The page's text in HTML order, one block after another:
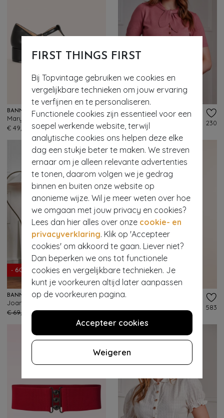
FIRST THINGS FIRST
Bij Topvintage gebruiken we cookies en
vergelijkbare technieken om jouw ervaring
te verfijnen en te personaliseren.
Functionele cookies zijn essentieel voor een
soepel werkende website, terwijl
analytische cookies ons helpen deze elke
dag een stukje beter te maken. We streven
ernaar om je alleen relevante advertenties
te tonen, daarom volgen we je gedrag
binnen en buiten onze website op
anonieme wijze. Wil je meer weten over hoe
we omgaan met jouw privacy en cookies?
Lees dan hier alles over onze cookie- en
privacyverklaring. Klik op 'Accepteer
cookies' om akkoord te gaan. Liever niet?
Dan beperken we ons tot functionele
cookies en vergelijkbare technieken. Je
kunt je voorkeuren altijd later aanpassen
op de voorkeuren pagina.
Accepteer cookies
Weigeren
BANNED RETRO
Mary Jane T-Strap pumps in zwart
€ 49,95
239
- 60%
BANNED RETRO
€ 49,95 € 19,95
230
- 60%
BANNED RETRO
€ 69,95
€ 27,95
BANNED RETRO
€ 45,95
583